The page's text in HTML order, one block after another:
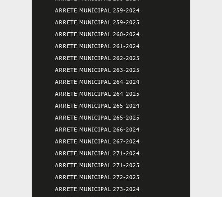
ARRETE MUNICIPAL 259-2024
ARRETE MUNICIPAL 259-2025
ARRETE MUNICIPAL 260-2024
ARRETE MUNICIPAL 261-2024
ARRETE MUNICIPAL 262-2025
ARRETE MUNICIPAL 263-2025
ARRETE MUNICIPAL 264-2024
ARRETE MUNICIPAL 264-2025
ARRETE MUNICIPAL 265-2024
ARRETE MUNICIPAL 265-2025
ARRETE MUNICIPAL 266-2024
ARRETE MUNICIPAL 267-2024
ARRETE MUNICIPAL 271-2024
ARRETE MUNICIPAL 271-2025
ARRETE MUNICIPAL 272-2025
ARRETE MUNICIPAL 273-2024